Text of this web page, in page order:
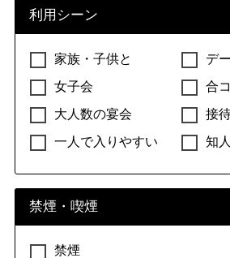
利用シーン
家族・子供と
デ
女子会
合
大人数の宴会
接
一人で入りやすい
知
禁煙・喫煙
禁煙